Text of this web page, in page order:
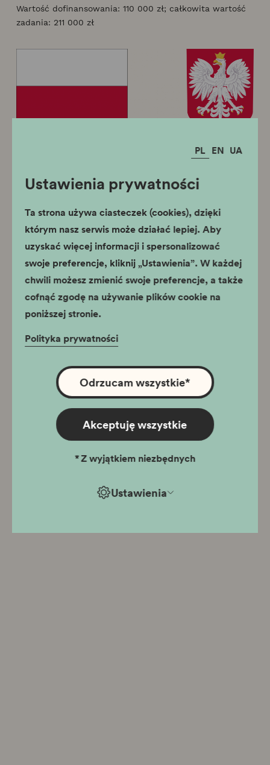
PL EN UA
Ustawienia prywatności
Ta strona używa ciasteczek (cookies), dzięki
którym nasz serwis może działać lepiej. Aby
uzyskać więcej informacji i spersonalizować
swoje preferencje, kliknij „Ustawienia”. W każdej
chwili możesz zmienić swoje preferencje, a także
cofnąć zgodę na używanie plików cookie na
poniższej stronie.
Polityka prywatności
Ustawienia
Odrzucam wszystkie*
Akceptuję wszystkie
*Z wyjątkiem niezbędnych
Wartość dofinansowania: 110 000 zł; całkowita wartość
zadania: 211 000 zł
Dofinansowano ze środków Ministra
Kultury i Dziedzictwa Narodowego
pochodzących z Funduszu Promocji
Kultury
80. konkurs Szopek Krakowskich. Katalog
wystawy pokonkursowej
(24.90 MB)